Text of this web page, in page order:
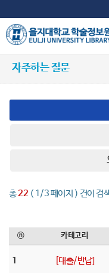
자주하는 질문
총22 ( 1/3 페이지 ) 건이 검
ⓝ 카테고리
1 [대출/반납]